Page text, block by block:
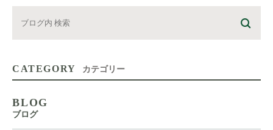
CATEGORY カテゴリー
BLOG
ブログ